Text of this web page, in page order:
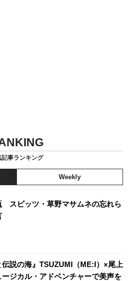
記事ランキング
Weekly
スピッツ・草野マサムネの忘れら
伝説の海』TSUZUMI（ME:I）×尾上
ジカル・アドベンチャーで美声を